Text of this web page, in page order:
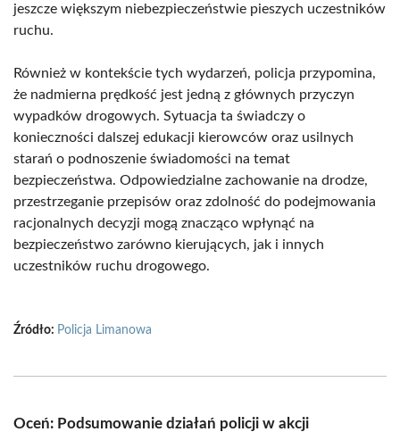
jeszcze większym niebezpieczeństwie pieszych uczestników
ruchu.
Również w kontekście tych wydarzeń, policja przypomina,
że nadmierna prędkość jest jedną z głównych przyczyn
wypadków drogowych. Sytuacja ta świadczy o
konieczności dalszej edukacji kierowców oraz usilnych
starań o podnoszenie świadomości na temat
bezpieczeństwa. Odpowiedzialne zachowanie na drodze,
przestrzeganie przepisów oraz zdolność do podejmowania
racjonalnych decyzji mogą znacząco wpłynąć na
bezpieczeństwo zarówno kierujących, jak i innych
uczestników ruchu drogowego.
Źródło: Policja Limanowa
Oceń: Podsumowanie działań policji w akcji